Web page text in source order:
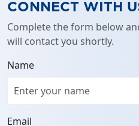
CONNECT WITH
Complete the form below
will contact you shortly.
Name
Email